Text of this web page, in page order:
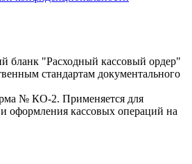
бланк "Расходный кассовый ордер"
стандартам документального
№ КО-2. Применяется для
оформления кассовых операций на